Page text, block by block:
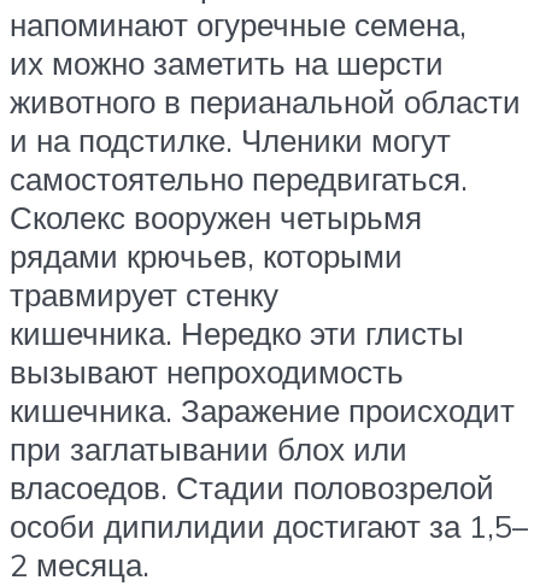
напоминают огуречные семена,
их можно заметить на шерсти
животного в перианальной области
и на подстилке. Членики могут
самостоятельно передвигаться.
Сколекс вооружен четырьмя
рядами крючьев, которыми
травмирует стенку
кишечника. Нередко эти глисты
вызывают непроходимость
кишечника. Заражение происходит
при заглатывании блох или
власоедов. Стадии половозрелой
особи дипилидии достигают за 1,5–
2 месяца.